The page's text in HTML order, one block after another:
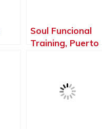
Soul Funcional
Training, Puerto